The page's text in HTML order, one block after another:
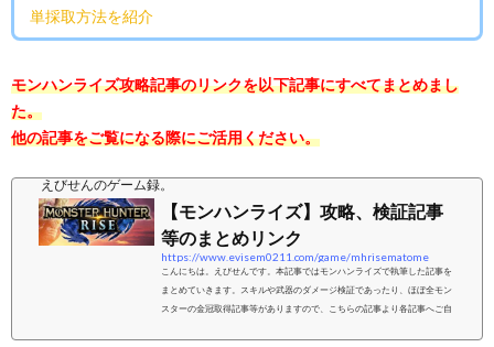
単採取方法を紹介
モンハンライズ攻略記事のリンクを以下記事にすべてまとめまし
た。
他の記事をご覧になる際にご活用ください。
えびせんのゲーム録。
【モンハンライズ】攻略、検証記事
等のまとめリンク
https://www.evisem0211.com/game/mhrisematome
こんにちは。えびせんです。本記事ではモンハンライズで執筆した記事を
まとめていきます。スキルや武器のダメージ検証であったり、ほぼ全モン
スターの金冠取得記事等がありますので、こちらの記事より各記事へご自